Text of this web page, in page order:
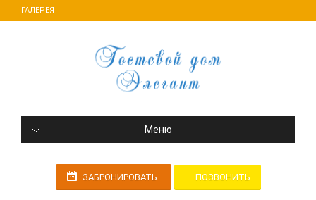
ГАЛЕРЕЯ
Меню
ЗАБРОНИРОВАТЬ ПОЗВОНИТЬ